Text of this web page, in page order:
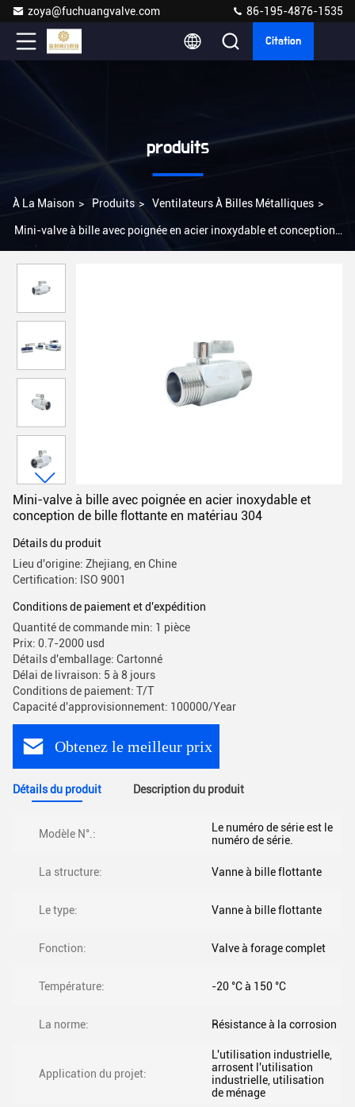
zoya@fuchuangvalve.com 86-195-4876-1535
Citation
produits
À La Maison > Produits > Ventilateurs À Billes Métalliques >
Mini-valve à bille avec poignée en acier inoxydable et conception
Mini-valve à bille avec poignée en acier inoxydable et
conception de bille flottante en matériau 304
Détails du produit
Lieu d'origine: Zhejiang, en Chine
Certification: ISO 9001
Conditions de paiement et d'expédition
Quantité de commande min: 1 pièce
Prix: 0.7-2000 usd
Détails d'emballage: Cartonné
Délai de livraison: 5 à 8 jours
Conditions de paiement: T/T
Capacité d'approvisionnement: 100000/Year
Obtenez le meilleur prix
Détails du produit Description du produit
Modèle N°.:
Le numéro de série est le
numéro de série.
La structure: Vanne à bille flottante
Le type: Vanne à bille flottante
Fonction: Valve à forage complet
Température: -20 °C à 150 °C
La norme: Résistance à la corrosion
Application du projet:
L'utilisation industrielle,
arrosent l'utilisation
industrielle, utilisation
de ménage